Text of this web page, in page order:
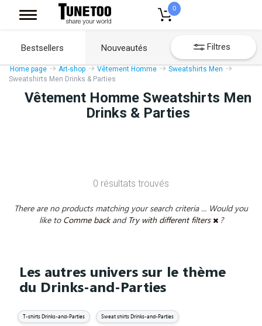
0
Bestsellers Nouveautés Filtres
Home page Art-shop Vêtement Homme
Sweatshirts Men
Sweatshirts Men Drinks & Parties
Vêtement Homme Sweatshirts Men
Drinks & Parties
0 résultats trouvés
There are no products matching your search criteria ... Would you
like to Comme back and Try with different filters ?
Les autres univers sur le thème
du Drinks-and-Parties
T-shirts Drinks-and-Parties Sweat shirts Drinks-and-Parties